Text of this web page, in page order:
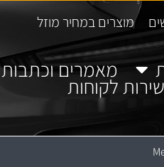
מוצרים במחיר מוזל
מאמרים וכתבות
שירות לקוחות